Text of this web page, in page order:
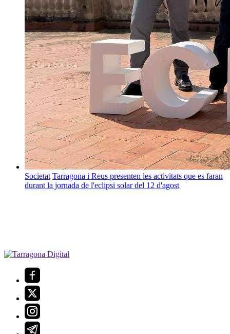
Societat Tarragona i Reus presenten les activitats que es faran
durant la jornada de l'eclipsi solar del 12 d'agost